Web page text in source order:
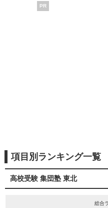
PR
項目別ランキング一覧
高校受験 集団塾 東北
総合